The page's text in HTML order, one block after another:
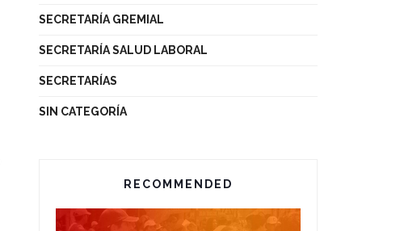
SECRETARÍA GREMIAL
SECRETARÍA SALUD LABORAL
SECRETARÍAS
SIN CATEGORÍA
RECOMMENDED